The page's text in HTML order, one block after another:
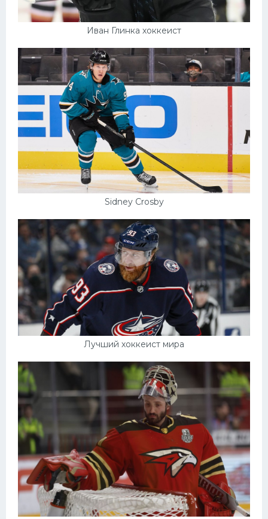
Иван Глинка хоккеист
Sidney Crosby
Лучший хоккеист мира